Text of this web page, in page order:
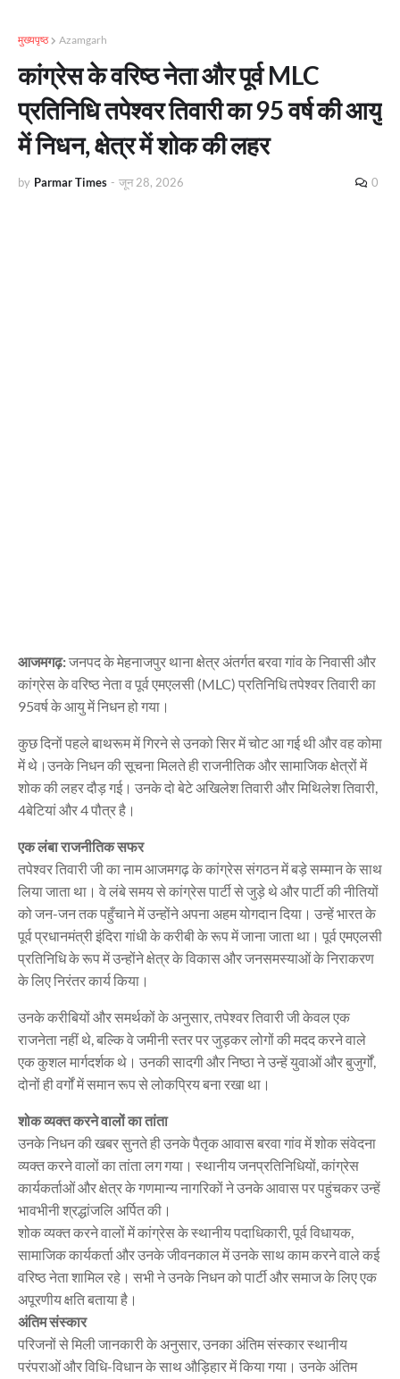
मुख्यपृष्ठ Azamgarh
कांग्रेस के वरिष्ठ नेता और पूर्व MLC
प्रतिनिधि तपेश्वर तिवारी का 95 वर्ष की आयु
में निधन, क्षेत्र में शोक की लहर
by Parmar Times - जून 28, 2026 0
आजमगढ़:जनपद के मेहनाजपुर थाना क्षेत्र अंतर्गत बरवा गांव के निवासी और
कांग्रेस के वरिष्ठ नेता व पूर्व एमएलसी (MLC) प्रतिनिधि तपेश्वर तिवारी का
95वर्ष के आयु में निधन हो गया।
कुछ दिनों पहले बाथरूम में गिरने से उनको सिर में चोट आ गई थी और वह कोमा
में थे।उनके निधन की सूचना मिलते ही राजनीतिक और सामाजिक क्षेत्रों में
शोक की लहर दौड़ गई। उनके दो बेटे अखिलेश तिवारी और मिथिलेश तिवारी,
4बेटियां और 4 पौत्र है।
एक लंबा राजनीतिक सफर
तपेश्वर तिवारी जी का नाम आजमगढ़ के कांग्रेस संगठन में बड़े सम्मान के साथ
लिया जाता था। वे लंबे समय से कांग्रेस पार्टी से जुड़े थे और पार्टी की नीतियों
को जन-जन तक पहुँचाने में उन्होंने अपना अहम योगदान दिया। उन्हें भारत के
पूर्व प्रधानमंत्री इंदिरा गांधी के करीबी के रूप में जाना जाता था। पूर्व एमएलसी
प्रतिनिधि के रूप में उन्होंने क्षेत्र के विकास और जनसमस्याओं के निराकरण
के लिए निरंतर कार्य किया।
उनके करीबियों और समर्थकों के अनुसार, तपेश्वर तिवारी जी केवल एक
राजनेता नहीं थे, बल्कि वे जमीनी स्तर पर जुड़कर लोगों की मदद करने वाले
एक कुशल मार्गदर्शक थे। उनकी सादगी और निष्ठा ने उन्हें युवाओं और बुजुर्गों,
दोनों ही वर्गों में समान रूप से लोकप्रिय बना रखा था।
शोक व्यक्त करने वालों का तांता
उनके निधन की खबर सुनते ही उनके पैतृक आवास बरवा गांव में शोक संवेदना
व्यक्त करने वालों का तांता लग गया। स्थानीय जनप्रतिनिधियों, कांग्रेस
कार्यकर्ताओं और क्षेत्र के गणमान्य नागरिकों ने उनके आवास पर पहुंचकर उन्हें
भावभीनी श्रद्धांजलि अर्पित की।
शोक व्यक्त करने वालों में कांग्रेस के स्थानीय पदाधिकारी, पूर्व विधायक,
सामाजिक कार्यकर्ता और उनके जीवनकाल में उनके साथ काम करने वाले कई
वरिष्ठ नेता शामिल रहे। सभी ने उनके निधन को पार्टी और समाज के लिए एक
अपूरणीय क्षति बताया है।
अंतिम संस्कार
परिजनों से मिली जानकारी के अनुसार, उनका अंतिम संस्कार स्थानीय
परंपराओं और विधि-विधान के साथ औड़िहार में किया गया। उनके अंतिम